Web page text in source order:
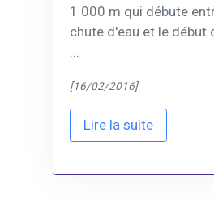
1 000 m qui débute
chute d'eau et le début
[16/02/2016]
Lire la suite